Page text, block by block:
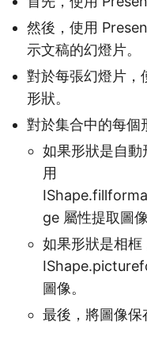
然後，使用
示文稿的幻燈片。
對於每張幻燈片，
形狀。
對於集合中的每個
如果形狀是自
用
ge 屬性提取圖像
如果形狀是相框
圖像。
最後，將圖像保